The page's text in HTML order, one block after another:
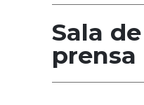
Sala de
prensa